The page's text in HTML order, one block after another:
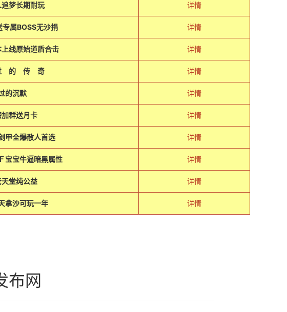
梦长期耐玩 详情
专属BOSS无沙捐 详情
线原始道盾合击 详情
的 传 奇 详情
的沉默 详情
群送月卡 详情
甲全爆散人首选 详情
宝宝牛逼暗黑属性 详情
堂纯公益 详情
拿沙可玩一年 详情
布网